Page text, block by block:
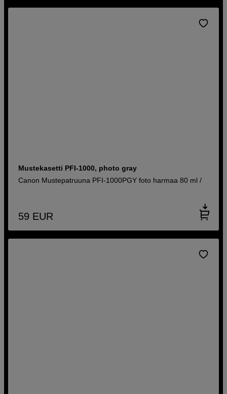
Mustekasetti PFI-1000, photo gray
Canon Mustepatruuna PFI-1000PGY foto harmaa 80 ml /
59 EUR